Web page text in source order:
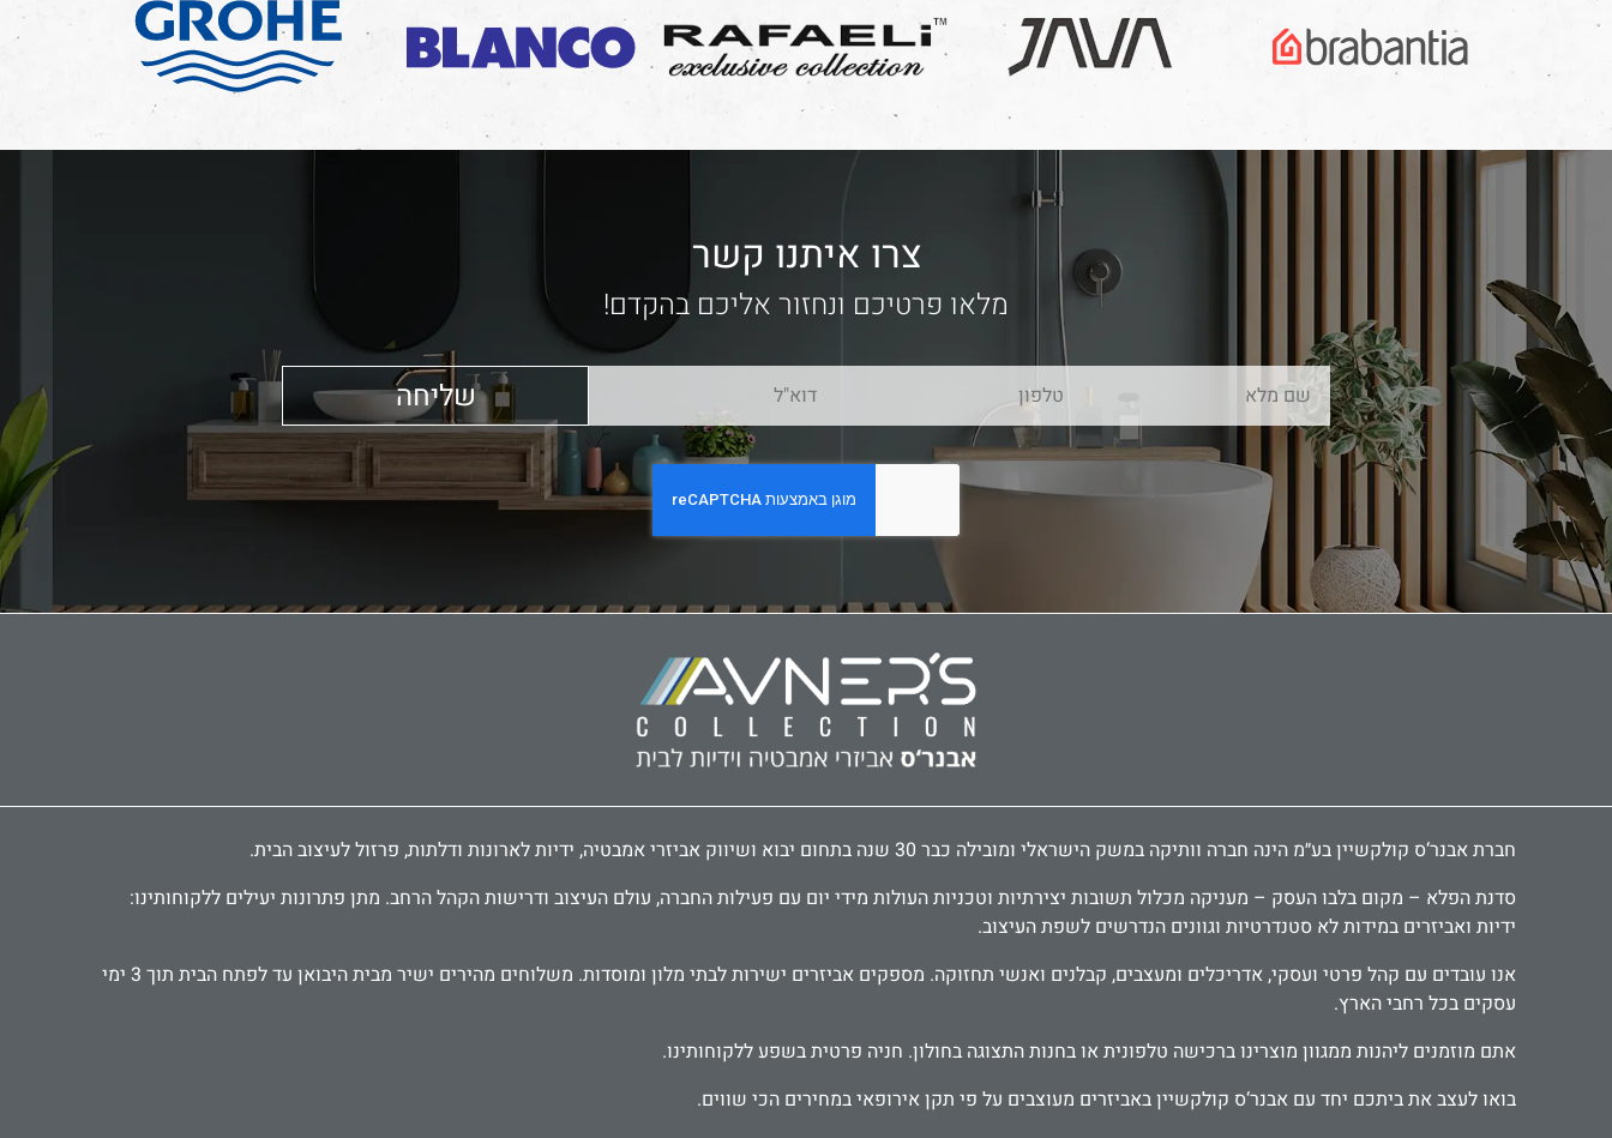
צרו איתנו קשר
מלאו פרטיכם ונחזור אליכם בהקדם!
שליחה
חברת אבנר‘ס קולקשיין בע״מ הינה חברה וותיקה במשק הישראלי ומובילה כבר 30 שנה בתחום יבוא ושיווק אביזרי אמבטיה, ידיות לארונות ודלתות, פרזול לעיצוב הבית.
סדנת הפלא – מקום בלבו העסק – מעניקה מכלול תשובות יצירתיות וטכניות העולות מידי יום עם פעילות החברה, עולם העיצוב ודרישות הקהל הרחב. מתן פתרונות יעילים ללקוחותינו:
ידיות ואביזרים במידות לא סטנדרטיות וגוונים הנדרשים לשפת העיצוב.
אנו עובדים עם קהל פרטי ועסקי, אדריכלים ומעצבים, קבלנים ואנשי תחזוקה. מספקים אביזרים ישירות לבתי מלון ומוסדות. משלוחים מהירים ישיר מבית היבואן עד לפתח הבית תוך 3 ימי
עסקים בכל רחבי הארץ.
אתם מוזמנים ליהנות ממגוון מוצרינו ברכישה טלפונית או בחנות התצוגה בחולון. חניה פרטית בשפע ללקוחותינו.
בואו לעצב את ביתכם יחד עם אבנר‘ס קולקשיין באביזרים מעוצבים על פי תקן אירופאי במחירים הכי שווים.